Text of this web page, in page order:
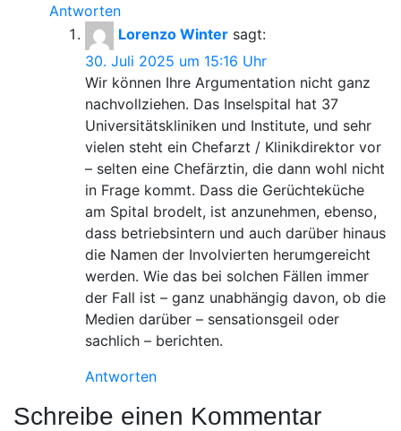
Antworten
Lorenzo Winter sagt:
30. Juli 2025 um 15:16 Uhr
Wir können Ihre Argumentation nicht ganz
nachvollziehen. Das Inselspital hat 37
Universitätskliniken und Institute, und sehr
vielen steht ein Chefarzt / Klinikdirektor vor
– selten eine Chefärztin, die dann wohl nicht
in Frage kommt. Dass die Gerüchteküche
am Spital brodelt, ist anzunehmen, ebenso,
dass betriebsintern und auch darüber hinaus
die Namen der Involvierten herumgereicht
werden. Wie das bei solchen Fällen immer
der Fall ist – ganz unabhängig davon, ob die
Medien darüber – sensationsgeil oder
sachlich – berichten.
Antworten
Schreibe einen Kommentar